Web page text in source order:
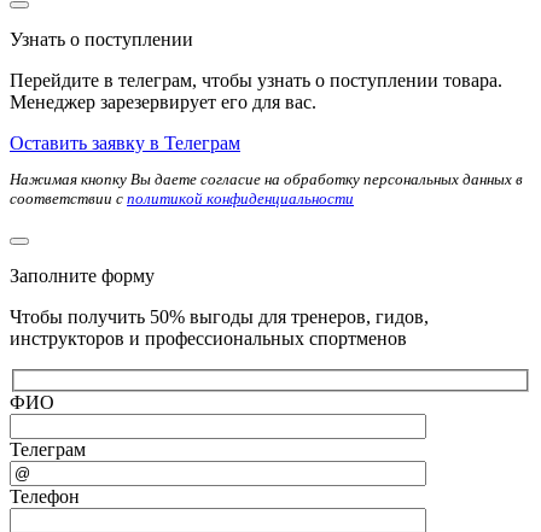
Узнать о поступлении
Перейдите в телеграм, чтобы узнать о поступлении товара.
Менеджер зарезервирует его для вас.
Оставить заявку в Телеграм
Нажимая кнопку Вы даете согласие на обработку персональных данных в
соответствии с политикой конфиденциальности
Заполните форму
Чтобы получить 50% выгоды для тренеров, гидов,
инструкторов и профессиональных спортменов
ФИО
Телеграм
Телефон